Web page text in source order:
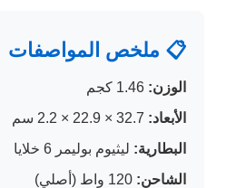
📋 ملخص المواصفات
الوزن:
الأبعاد:
البطارية: ليثيوم بوليمر 6 خلايا
الشاحن: